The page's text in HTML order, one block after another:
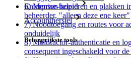
Enterprise-beleid
Accountherstel
Belangrijkste tools
6) Mensen kopiëren en plakken
beheerder, "alleen deze ene keer"
7) Noodtoegang en routes voor
onduidelijk
8) Multifactor-authenticatie en
consequent ingeschakeld voor